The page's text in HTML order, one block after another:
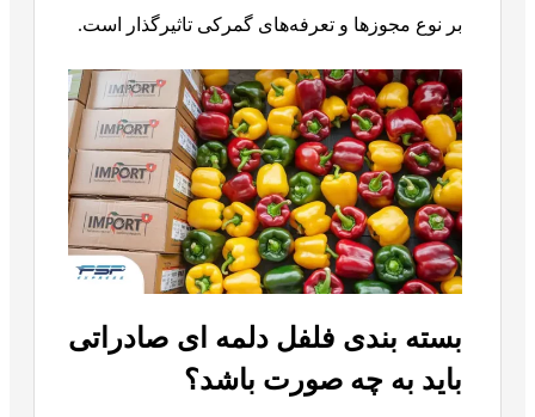
بر نوع مجوزها و تعرفه‌های گمرکی تاثیرگذار است.
بسته بندی فلفل دلمه ای صادراتی
باید به چه صورت باشد؟